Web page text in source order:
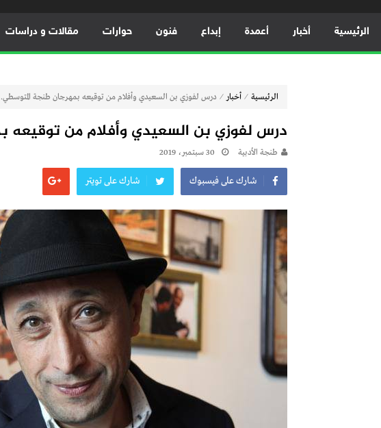
الرئيسية أخبار أعمدة إبداع فنون حوارات مقالات و دراسات
الرئيسية ⁄ أخبار ⁄ درس لفوزي بن السعيدي وأفلام من توقيعه بمهرجان طنجة المتوسطي.
درس لفوزي بن السعيدي وأفلام من
طنجة الأدبية 30 سبتمبر، 2019
شارك على فيسبوك شارك على تويتر